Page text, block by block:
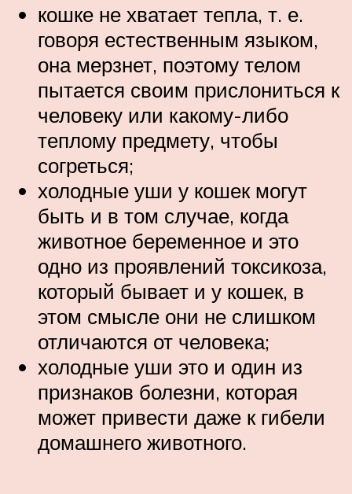
кошке не хватает тепла, т. е.
говоря естественным языком,
она мерзнет, поэтому телом
пытается своим прислониться к
человеку или какому-либо
теплому предмету, чтобы
согреться;
холодные уши у кошек могут
быть и в том случае, когда
животное беременное и это
одно из проявлений токсикоза,
который бывает и у кошек, в
этом смысле они не слишком
отличаются от человека;
холодные уши это и один из
признаков болезни, которая
может привести даже к гибели
домашнего животного.